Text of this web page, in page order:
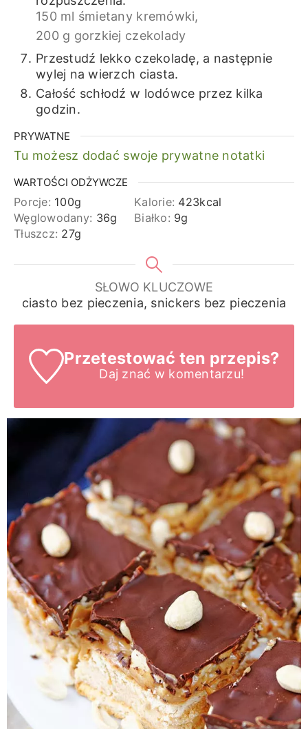
150 ml śmietany kremówki,
200 g gorzkiej czekolady
Przestudź lekko czekoladę, a następnie
wylej na wierzch ciasta.
Całość schłodź w lodówce przez kilka
godzin.
PRYWATNE
Tu możesz dodać swoje prywatne notatki
WARTOŚCI ODŻYWCZE
Porcje: 100g Kalorie: 423kcal
Węglowodany: 36g Białko: 9g
Tłuszcz: 27g
SŁOWO KLUCZOWE
ciasto bez pieczenia, snickers bez pieczenia
Przetestować ten przepis?
Daj znać w komentarzu!